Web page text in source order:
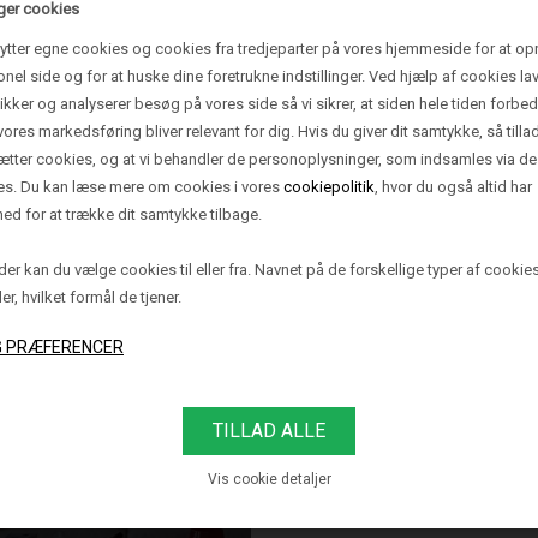
cookies
egne cookies og cookies fra tredjeparter på vores hjemmeside for at
side og for at huske dine foretrukne indstillinger. Ved hjælp af cookies
og analyserer besøg på vores side så vi sikrer, at siden hele tiden
markedsføring bliver relevant for dig. Hvis du giver dit samtykke, så
cookies, og at vi behandler de personoplysninger, som indsamles via de
Du kan læse mere om cookies i vorescookiepolitik, hvor du også altid har
for at trække dit samtykke tilbage.
kan du vælge cookies til eller fra. Navnet på de forskellige typer af
hvilket formål de tjener.
Vis cookie detaljer
1 PENDEL
SMALL,
PAPIR/BRONZE
6.495,00 DKK
CALEO 2
PAPIR/
9.995,00 DKK
3 PENDEL,